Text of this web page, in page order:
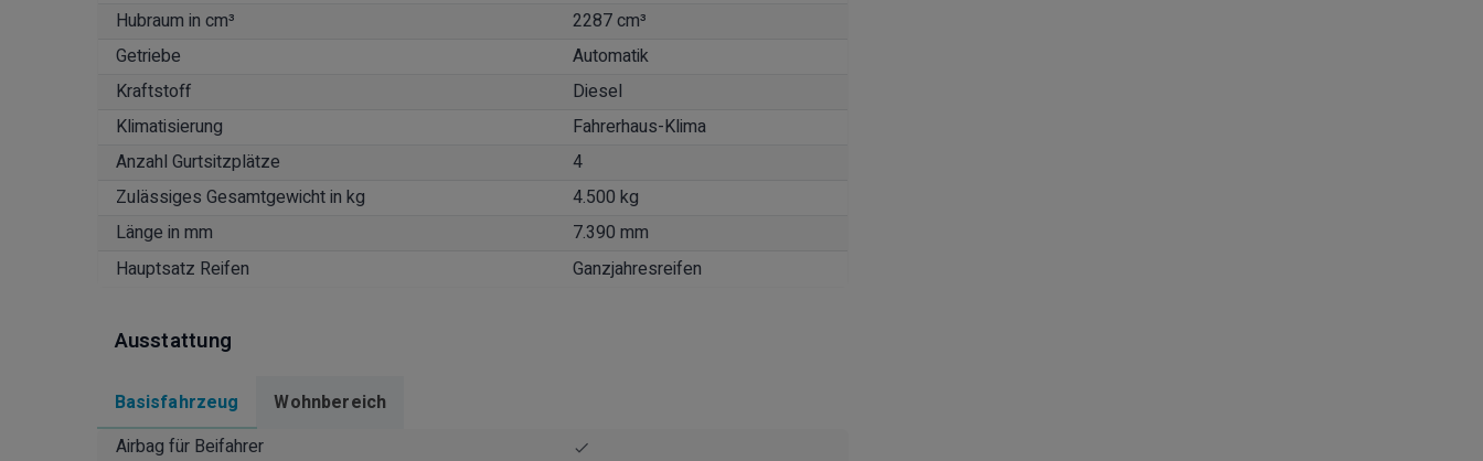
Hubraum in cm³
2287 cm³
Getriebe
Automatik
Kraftstoff
Diesel
Klimatisierung
Fahrerhaus-Klima
Anzahl Gurtsitzplätze
4
Zulässiges Gesamtgewicht in kg
4.500 kg
Länge in mm
7.390 mm
Hauptsatz Reifen
Ganzjahresreifen
Ausstattung
Basisfahrzeug
Wohnbereich
Airbag für Beifahrer